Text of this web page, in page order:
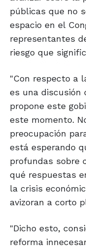
públicas que no
espacio en el
representantes
riesgo que
"Con respecto a
es una discusión
propone este
este momento.
preocupación
está esperando
profundas sobre
qué respuestas
la crisis
avizoran a corto
"Dicho esto,
reforma